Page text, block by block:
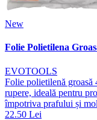
New
Folie Polietilena
EVOTOOLS
Folie polietilenă groasă
rupere, ideală pentru
împotriva prafului și
22.50 Lei